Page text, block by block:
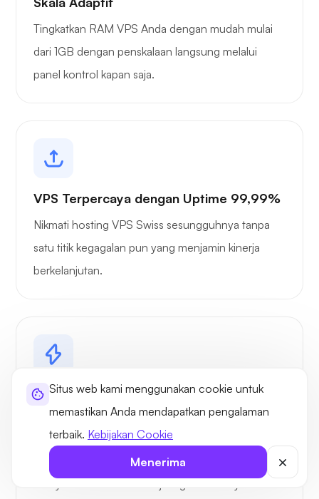
Situs web kami menggunakan cookie untuk
memastikan Anda mendapatkan pengalaman
terbaik. Kebijakan Cookie
Menerima
Tingkatkan RAM VPS Anda dengan mudah mulai
dari 1GB dengan penskalaan langsung melalui
panel kontrol kapan saja.
VPS Terpercaya dengan Uptime 99,99%
Nikmati hosting VPS Swiss sesungguhnya tanpa
satu titik kegagalan pun yang menjamin kinerja
berkelanjutan.
Hosting VPS Swiss yang Sangat
Dioptimalkan
Manfaatkan hosting VPS tangguh yang didukung
oleh CPU SuperMicro AMD EPYC yang